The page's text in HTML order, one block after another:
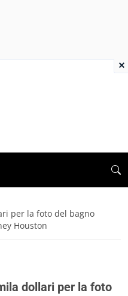
per la foto del bagno
Houston
dollari per la foto
×